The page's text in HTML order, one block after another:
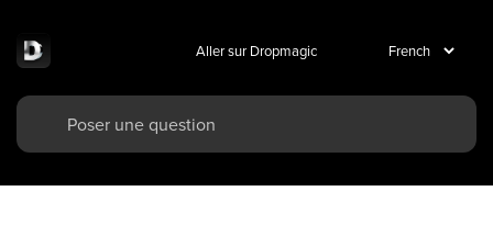
Aller sur Dropmagic